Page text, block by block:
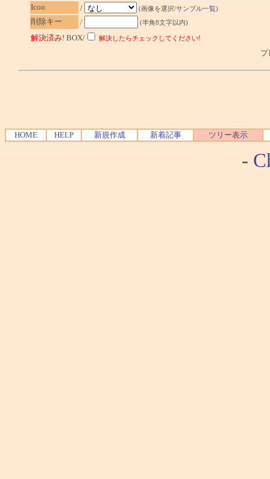
Icon / (画像を選択/サンプル一覧)
削除キー / (半角8文字以内)
解決済み! BOX/ 解決したらチェックしてください!
プ
HOME HELP 新規作成 新着記事 ツリー表示
-